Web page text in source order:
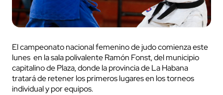
El campeonato nacional femenino de judo comienza este
lunes en la sala polivalente Ramón Fonst, del municipio
capitalino de Plaza, donde la provincia de La Habana
tratará de retener los primeros lugares en los torneos
individual y por equipos.